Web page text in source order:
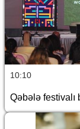
10:10
Qəbələ festivalı